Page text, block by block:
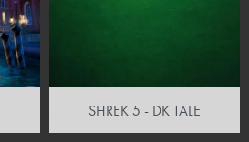
SHREK 5 - DK TALE